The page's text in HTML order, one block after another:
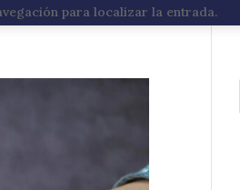
para localizar la entrada.